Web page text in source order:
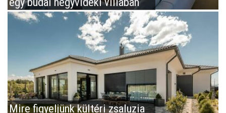
Mire figyeljünk kültéri zsaluzia